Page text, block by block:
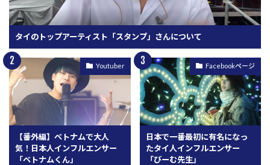
タイのトップアーティスト「スタンプ」さんについて
Youtuber
【番外編】ベトナムで大人
気！日本人インフルエンサー
「ベトナムくん」
Facebookページ
日本で一番最初に有名になっ
たタイ人インフルエンサー
「びーむ先生」